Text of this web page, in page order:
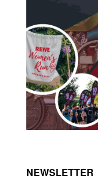
NEWSLETTER